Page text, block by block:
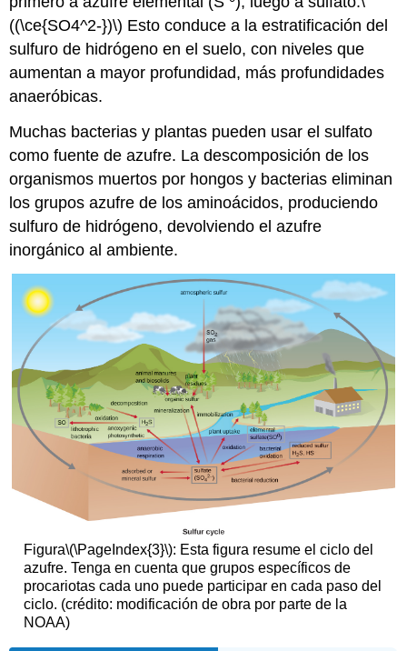
((\ce{SO4^2-})\) Esto conduce a la estratificación del
sulfuro de hidrógeno en el suelo, con niveles que
aumentan a mayor profundidad, más profundidades
anaeróbicas.
Muchas bacterias y plantas pueden usar el sulfato
como fuente de azufre. La descomposición de los
organismos muertos por hongos y bacterias eliminan
los grupos azufre de los aminoácidos, produciendo
sulfuro de hidrógeno, devolviendo el azufre
inorgánico al ambiente.
Figura\(\PageIndex{3}\): Esta figura resume el ciclo del
azufre. Tenga en cuenta que grupos específicos de
procariotas cada uno puede participar en cada paso del
ciclo. (crédito: modificación de obra por parte de la
NOAA)